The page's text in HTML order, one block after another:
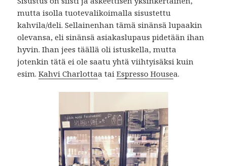
mutta isolla tuotevalikoimalla sisustettu
kahvila/deli. Sellainenhan tämä sinänsä lupaakin
olevansa, eli sinänsä asiakaslupaus pidetään ihan
hyvin. Ihan jees täällä oli istuskella, mutta
jotenkin tätä ei ole saatu yhtä viihtyisäksi kuin
esim.Kahvi Charlottaa taiEspresso Housea.